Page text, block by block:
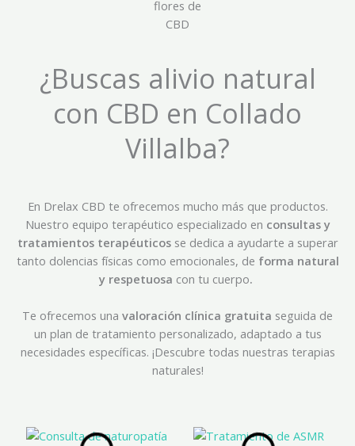
¿Buscas alivio natural
con CBD en Collado
Villalba?
En Drelax CBD te ofrecemos mucho más que productos.
Nuestro equipo terapéutico especializado en consultas y
tratamientos terapéuticos se dedica a ayudarte a superar
tanto dolencias físicas como emocionales, de forma natural
y respetuosa con tu cuerpo.
Te ofrecemos una valoración clínica gratuita seguida de
un plan de tratamiento personalizado, adaptado a tus
necesidades específicas. ¡Descubre todas nuestras terapias
naturales!